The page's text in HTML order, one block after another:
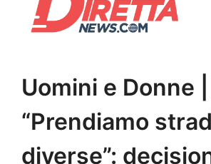
contenuto
Uomini e Donne |
“Prendiamo
diverse”: